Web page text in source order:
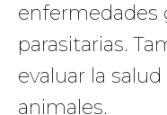
enfermedades
parasitarias.
evaluar la
animales.